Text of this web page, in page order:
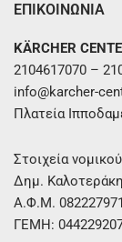
ΕΠΙΚΟΙΝΩΝΙΑ
KÄRCHER
2104617070 –
info@karcher-
Πλατεία
Στοιχεία
Δημ.
Α.Φ.Μ.
ΓΕΜΗ: